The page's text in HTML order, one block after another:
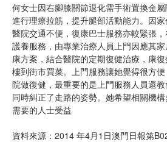
何女士因右腳膝關節退化需手術置換金
進行理療拉筋，提升腿部活動能力。因
醫院交通不便，復康巴士服務亦較緊張
護養服務，由專業治療人員上門因應其
康方案，結合醫院的定期復健治療，康
樓到街市買菜。上門服務讓她覺得很方
院做復健，最重要的是上門服務人員還
同時糾正了走路的姿勢。她希望相關機
需要的人士受益
資料來源：2014 年4月1日澳門日報第